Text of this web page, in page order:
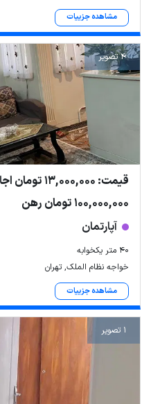
مشاهده جزییات
4 تصویر
قیمت: 13,000,000 تومان اجاره
100,000,000 تومان رهن
آپارتمان
۴۰ متر یکخوابه
خواجه نظام الملک, تهران
مشاهده جزییات
1 تصویر